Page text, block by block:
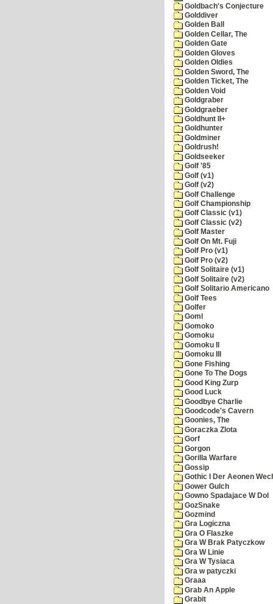
Goldbach's Conjecture
Golddiver
Golden Ball
Golden Cellar, The
Golden Gate
Golden Gloves
Golden Oldies
Golden Sword, The
Golden Ticket, The
Golden Void
Goldgraber
Goldgraeber
Goldhunt II+
Goldhunter
Goldminer
Goldrush!
Goldseeker
Golf '85
Golf (v1)
Golf (v2)
Golf Challenge
Golf Championship
Golf Classic (v1)
Golf Classic (v2)
Golf Master
Golf On Mt. Fuji
Golf Pro (v1)
Golf Pro (v2)
Golf Solitaire (v1)
Golf Solitaire (v2)
Golf Solitario Americano
Golf Tees
Golfer
Goml
Gomoko
Gomoku
Gomoku II
Gomoku III
Gone Fishing
Gone To The Dogs
Good King Zurp
Good Luck
Goodbye Charlie
Goodcode's Cavern
Goonies, The
Goraczka Zlota
Gorf
Gorgon
Gorilla Warfare
Gossip
Gothic I Der Aeonen
Gower Gulch
Gowno Spadajace W Dol
GozSnake
Gozmind
Gra Logiczna
Gra O Flaszke
Gra W Brak Patyczkow
Gra W Linie
Gra W Tysiaca
Gra w patyczki
Graaa
Grab An Apple
Grabit